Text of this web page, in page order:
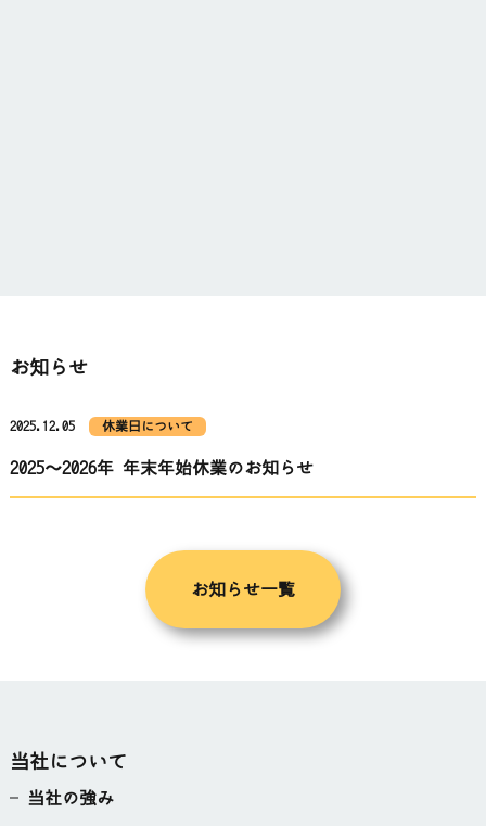
お知らせ
2025.12.05 休業日について
2025～2026年 年末年始休業のお知らせ
お知らせ一覧
当社について
当社の強み